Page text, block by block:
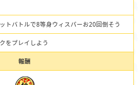
トバトルで8等身ウィスパーお20回倒そう
をプレイしよう
報酬